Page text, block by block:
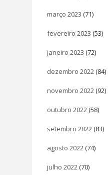
março 2023 (71)
fevereiro 2023 (53)
janeiro 2023 (72)
dezembro 2022 (84)
novembro 2022 (92)
outubro 2022 (58)
setembro 2022 (83)
agosto 2022 (74)
julho 2022 (70)